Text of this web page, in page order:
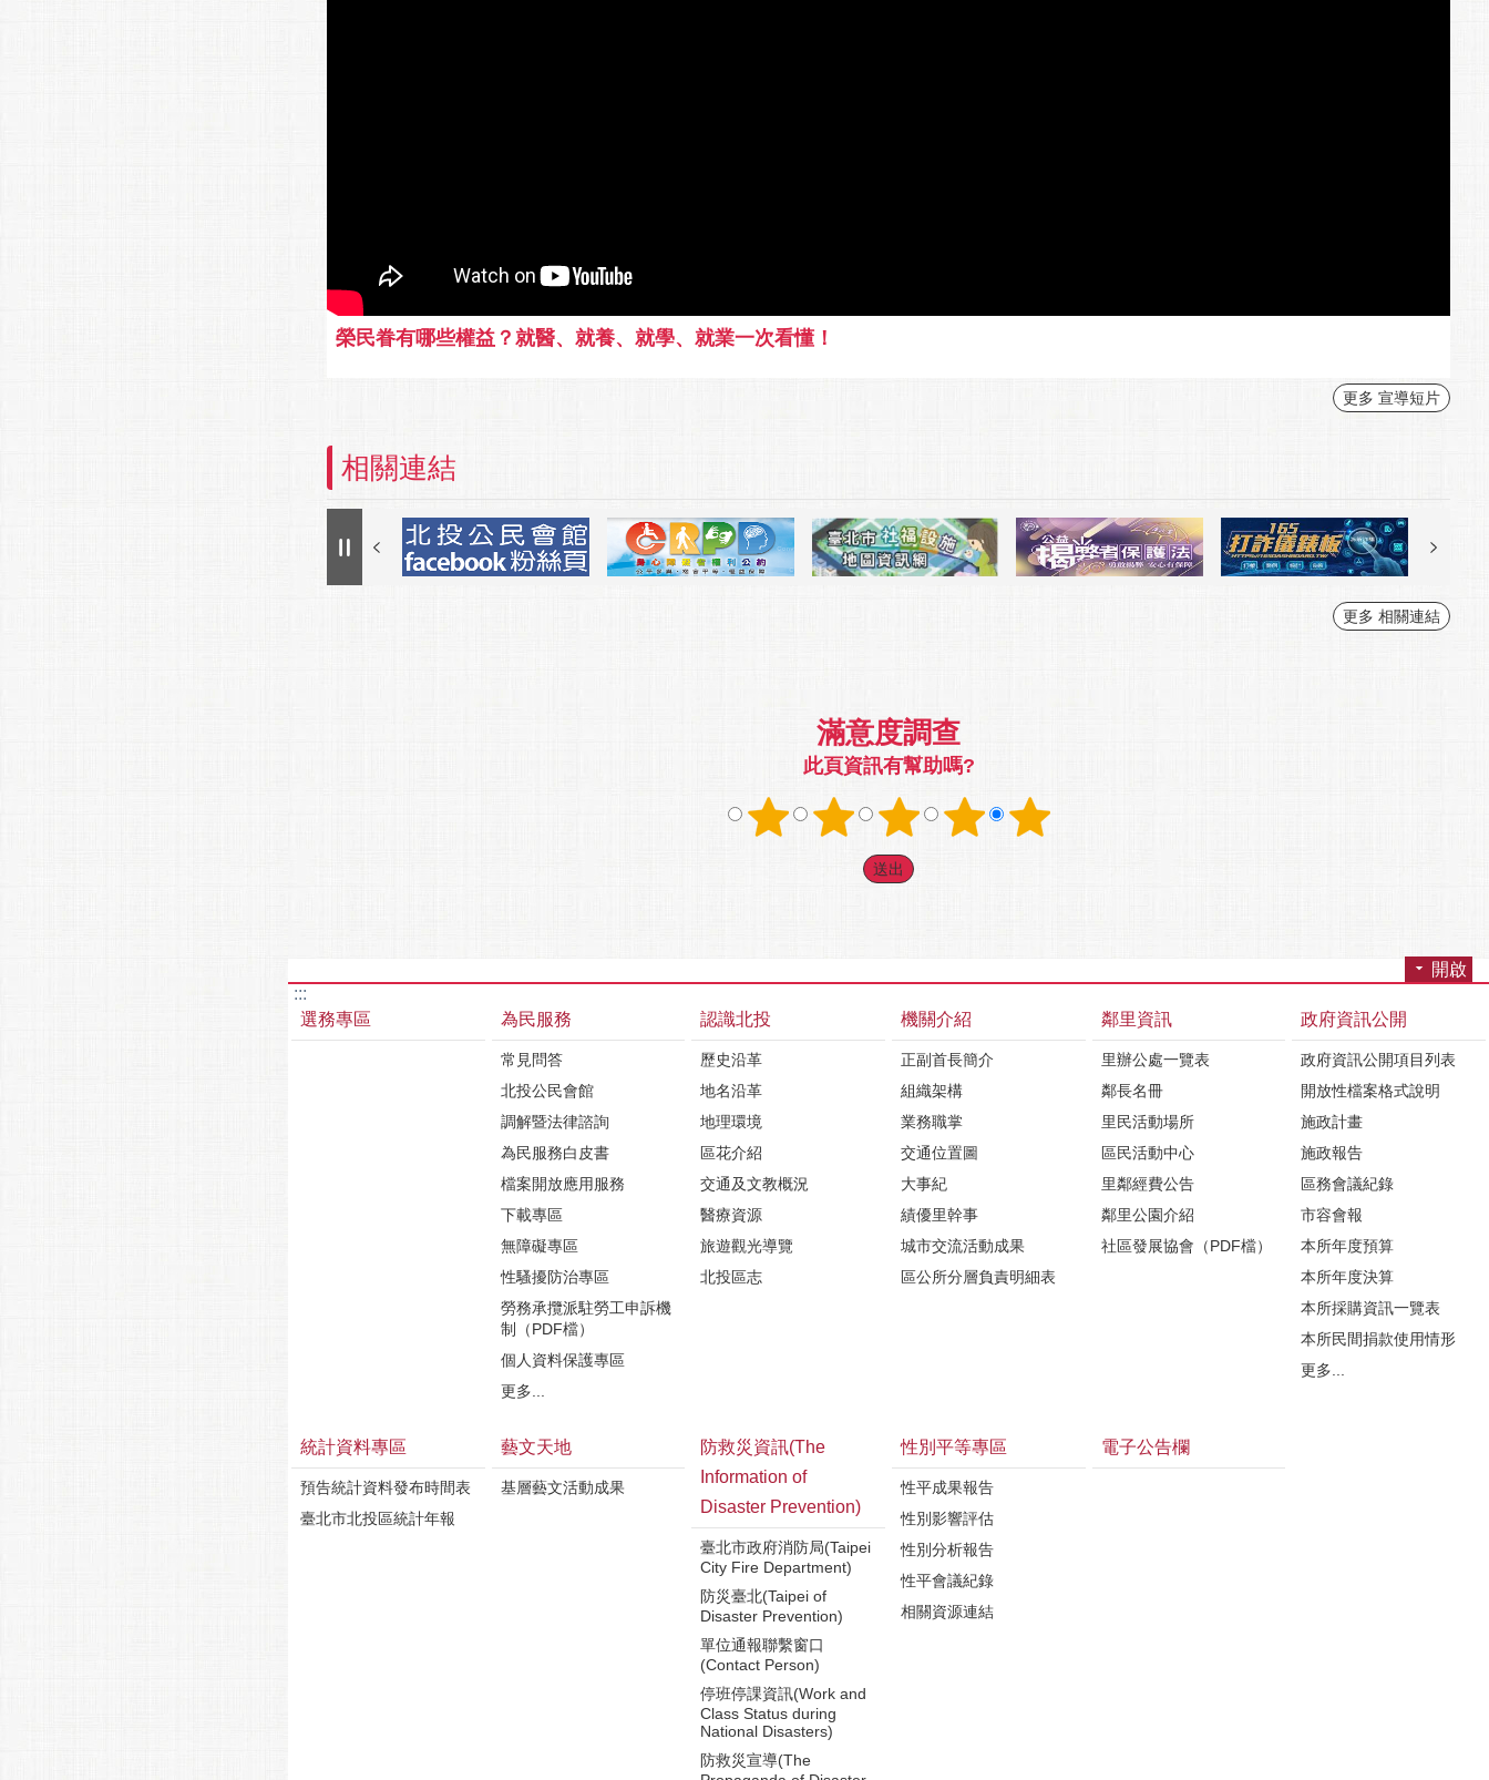
榮民眷有哪些權益？就醫、就養、就學、就業一次看懂！
更多 宣導短片
相關連結
更多 相關連結
滿意度調查
此頁資訊有幫助嗎?
開啟
:::
選務專區
為民服務
常見問答
北投公民會館
調解暨法律諮詢
為民服務白皮書
檔案開放應用服務
下載專區
無障礙專區
性騷擾防治專區
勞務承攬派駐勞工申訴機
制（PDF檔）
個人資料保護專區
更多...
認識北投
歷史沿革
地名沿革
地理環境
區花介紹
交通及文教概況
醫療資源
旅遊觀光導覽
北投區志
機關介紹
正副首長簡介
組織架構
業務職掌
交通位置圖
大事紀
績優里幹事
城市交流活動成果
區公所分層負責明細表
鄰里資訊
里辦公處一覽表
鄰長名冊
里民活動場所
區民活動中心
里鄰經費公告
鄰里公園介紹
社區發展協會（PDF檔）
政府資訊公開
政府資訊公開項目列表
開放性檔案格式說明
施政計畫
施政報告
區務會議紀錄
市容會報
本所年度預算
本所年度決算
本所採購資訊一覽表
本所民間捐款使用情形
更多...
統計資料專區
預告統計資料發布時間表
臺北市北投區統計年報
藝文天地
基層藝文活動成果
防救災資訊(The
Information of
Disaster Prevention)
臺北市政府消防局(Taipei
City Fire Department)
防災臺北(Taipei of
Disaster Prevention)
單位通報聯繫窗口
(Contact Person)
停班停課資訊(Work and
Class Status during
National Disasters)
防救災宣導(The
性別平等專區
性平成果報告
性別影響評估
性別分析報告
性平會議紀錄
相關資源連結
電子公告欄